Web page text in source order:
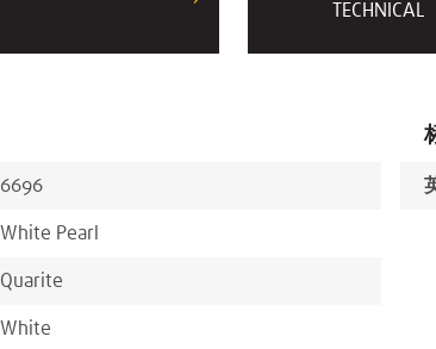
TECHNICAL
6696
White Pearl
Quarite
White